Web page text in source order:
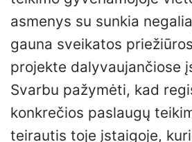
asmenys su sunkia
gauna sveikatos
projekte dalyvaujančiose
Svarbu pažymėti, kad
konkrečios paslaugų
teirautis toje įstaigoje,